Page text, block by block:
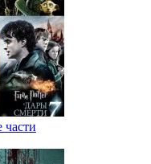
части